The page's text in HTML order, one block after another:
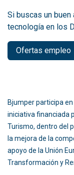
Si buscas un
tecnología en los
Ofertas empleo
Bjumper participa
iniciativa financiada
Turismo, dentro del
la mejora de la
apoyo de la Unión
Transformación y